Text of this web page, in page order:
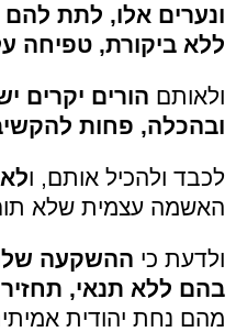
ונערים אלו, לתת
ללא ביקורת, טפיחה
ולאותם הורים יקרים
ובהכלה, פחות
לכבד ולהכיל אותם, ו
האשמה עצמית שלא
ולדעת כי ההשקעה
בהם ללא תנאי,
מהם נחת יהודית